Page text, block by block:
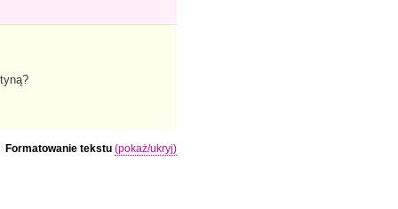
Formatowanie tekstu (pokaż/ukryj)